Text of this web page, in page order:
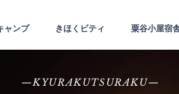
ャンプ きほくビティ 粟谷小屋宿
—KYURAKUTSURAKU—